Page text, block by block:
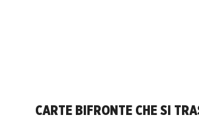
CARTE BIFRONTE CHE SI